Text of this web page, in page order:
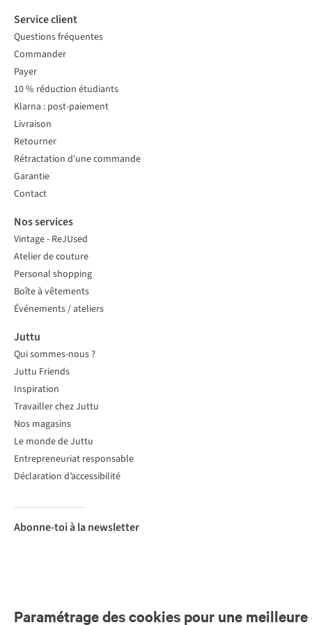
Paramétrage des cookies pour une
Service client
Questions fréquentes
Commander
Payer
10 % réduction étudiants
Klarna : post-paiement
Livraison
Retourner
Rétractation d'une commande
Garantie
Contact
Nos services
Vintage - ReJUsed
Atelier de couture
Personal shopping
Boîte à vêtements
Événements / ateliers
Juttu
Qui sommes-nous ?
Juttu Friends
Inspiration
Travailler chez Juttu
Nos magasins
Le monde de Juttu
Entrepreneuriat responsable
Déclaration d’accessibilité
Abonne-toi à la newsletter